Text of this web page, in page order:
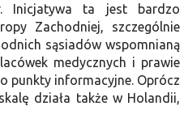
Inicjatywa ta jest bardzo
Zachodniej, szczególnie
sąsiadów wspomnianą
medycznych i prawie
punkty informacyjne. Oprócz
działa także w Holandii,